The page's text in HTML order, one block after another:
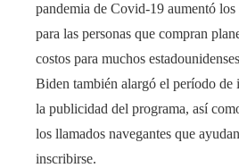
pandemia de Covid-19 aumentó los
para las personas que compran
costos para muchos
Biden también alargó el período de
la publicidad del programa, así
los llamados navegantes que
inscribirse.